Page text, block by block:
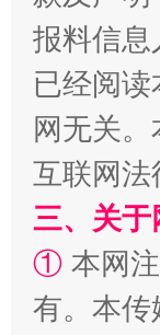
全民健身五
报料信息
已经阅
网无关
互联网法
三、关于
① 本网
有。本传